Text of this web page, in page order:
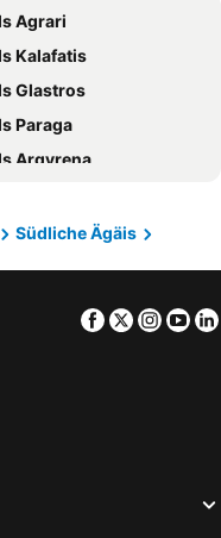
Sardinien
Wolfgangsee
Tirol
Kos
Salzburger Land
Südtirol
Agrari
Kalafatis
Glastros
Paraga
Argyrena
Südliche Ägäis
Facebook
Twitter